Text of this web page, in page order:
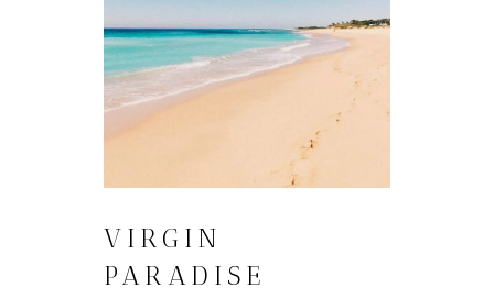
VIRGIN
PARADISE